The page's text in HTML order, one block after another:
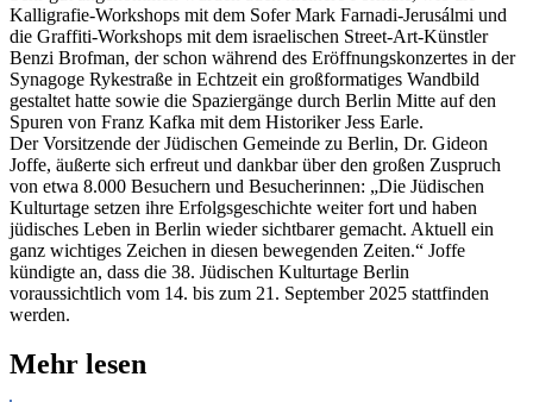
Kalligrafie-Workshops mit dem Sofer Mark Farnadi-Jerusálmi und
die Graffiti-Workshops mit dem israelischen Street-Art-Künstler
Benzi Brofman, der schon während des Eröffnungskonzertes in der
Synagoge Rykestraße in Echtzeit ein großformatiges Wandbild
gestaltet hatte sowie die Spaziergänge durch Berlin Mitte auf den
Spuren von Franz Kafka mit dem Historiker Jess Earle.
Der Vorsitzende der Jüdischen Gemeinde zu Berlin, Dr. Gideon
Joffe, äußerte sich erfreut und dankbar über den großen Zuspruch
von etwa 8.000 Besuchern und Besucherinnen: „Die Jüdischen
Kulturtage setzen ihre Erfolgsgeschichte weiter fort und haben
jüdisches Leben in Berlin wieder sichtbarer gemacht. Aktuell ein
ganz wichtiges Zeichen in diesen bewegenden Zeiten.“ Joffe
kündigte an, dass die 38. Jüdischen Kulturtage Berlin
voraussichtlich vom 14. bis zum 21. September 2025 stattfinden
werden.
Mehr lesen